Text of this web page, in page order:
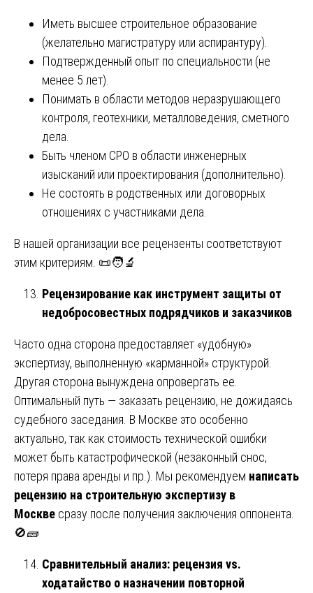
Иметь высшее строительное образование
(желательно магистратуру или аспирантуру).
Подтвержденный опыт по специальности (не
менее 5 лет).
Понимать в области методов неразрушающего
контроля, геотехники, металловедения, сметного
дела.
Быть членом СРО в области инженерных
изысканий или проектирования (дополнительно).
Не состоять в родственных или договорных
отношениях с участниками дела.
В нашей организации все рецензенты соответствуют
этим критериям. 📜🧑‍🔬
Рецензирование как инструмент защиты от
недобросовестных подрядчиков и заказчиков
Часто одна сторона предоставляет «удобную»
экспертизу, выполненную «карманной» структурой.
Другая сторона вынуждена опровергать ее.
Оптимальный путь — заказать рецензию, не дожидаясь
судебного заседания. В Москве это особенно
актуально, так как стоимость технической ошибки
может быть катастрофической (незаконный снос,
потеря права аренды и пр.). Мы рекомендуем написать
рецензию на строительную экспертизу в
Москве сразу после получения заключения оппонента.
🚫🧱
Сравнительный анализ: рецензия vs.
ходатайство о назначении повторной